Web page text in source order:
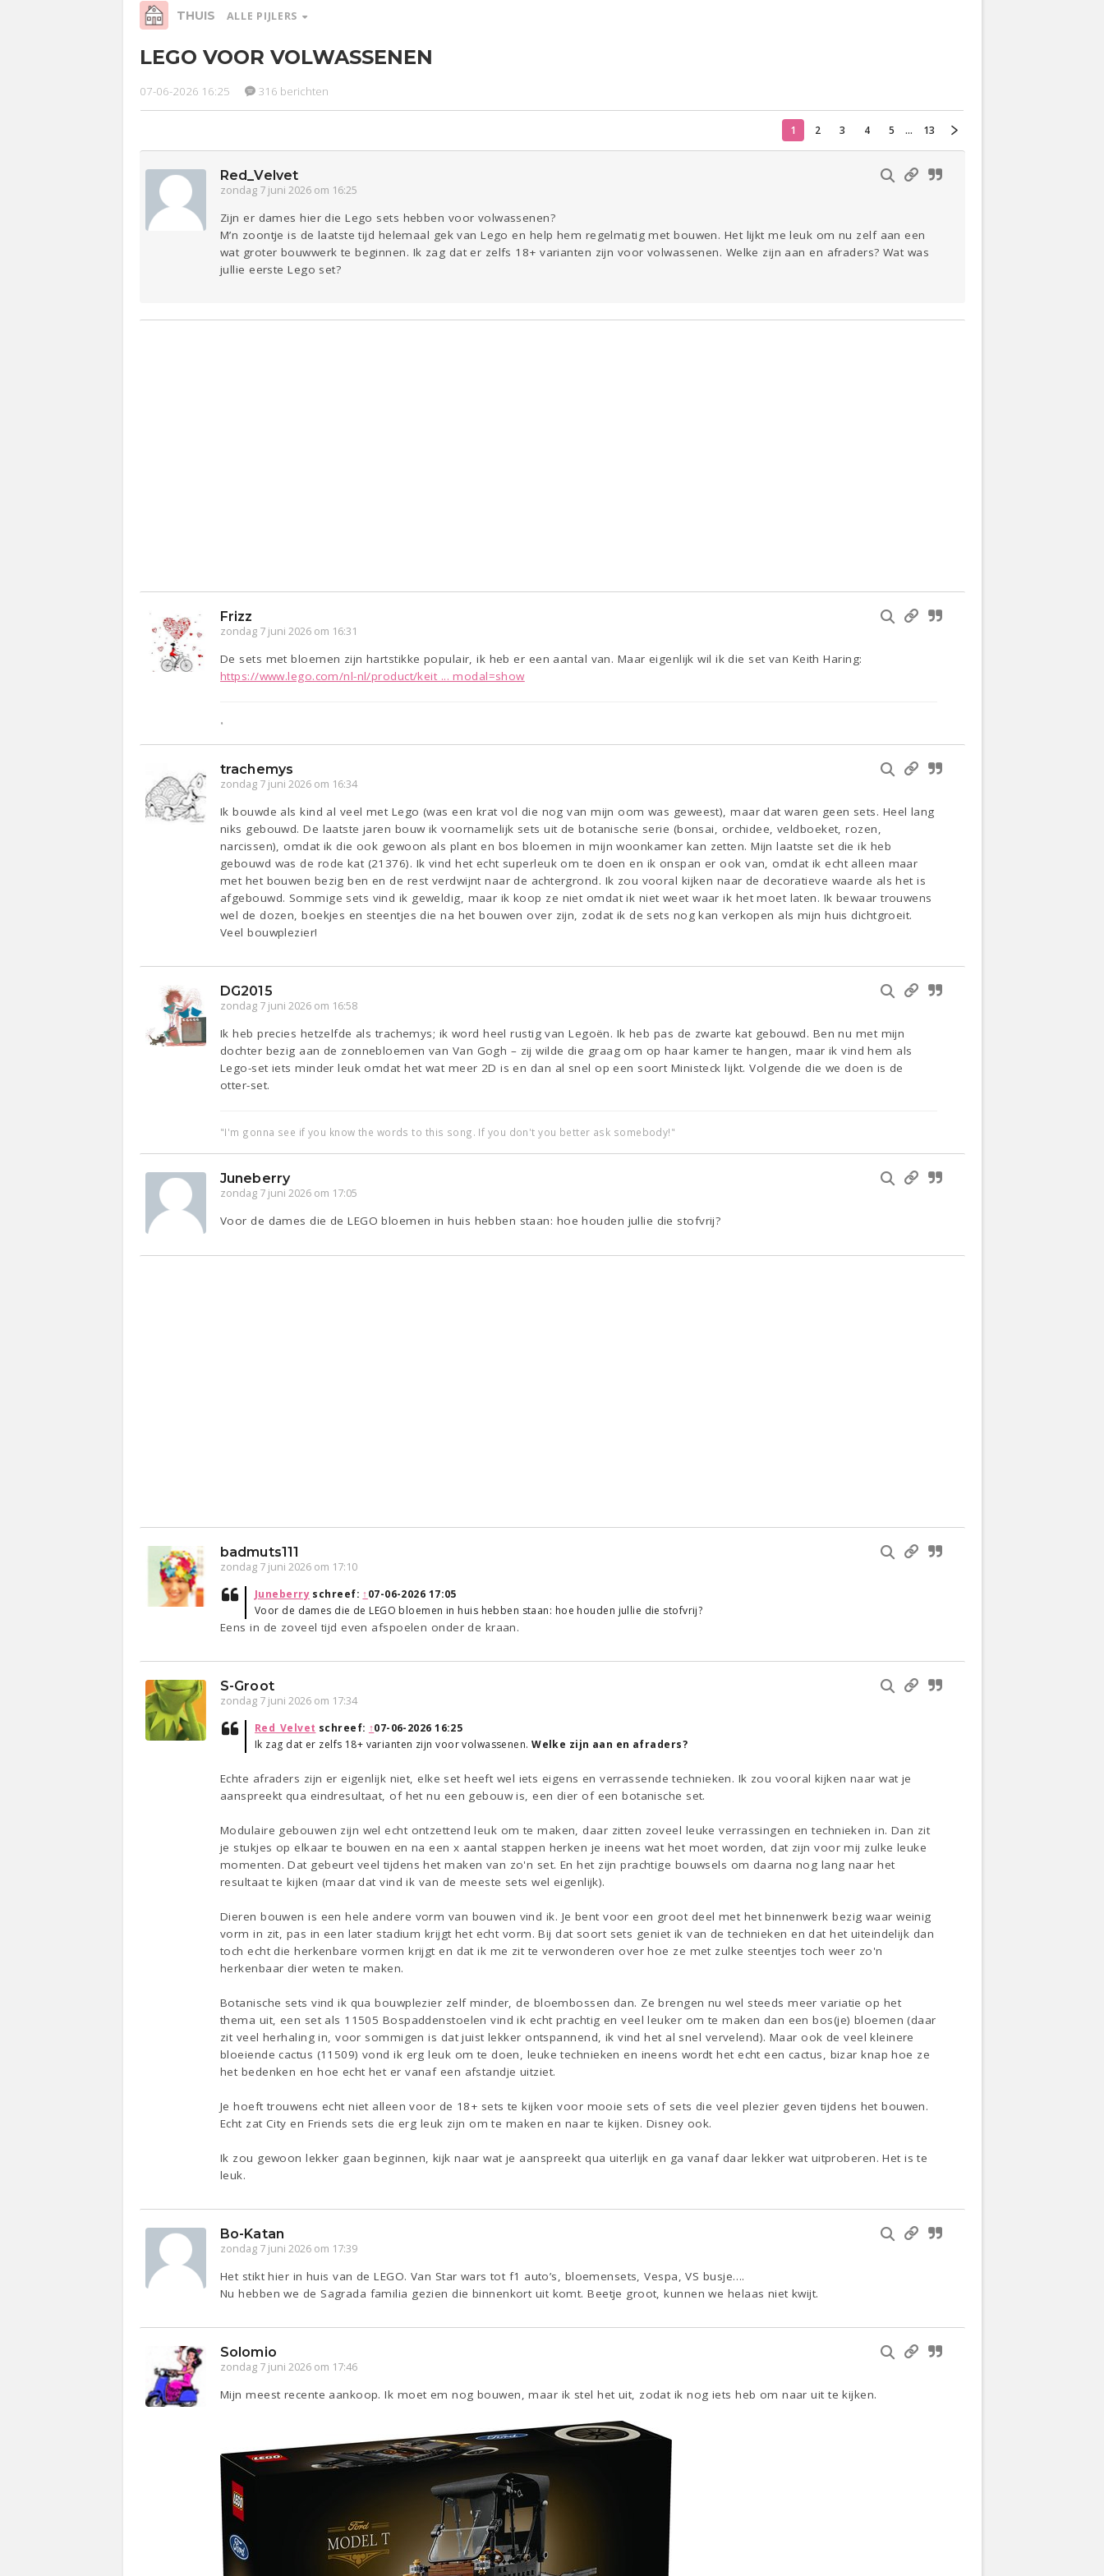
THUIS ALLE PIJLERS
Entertainment
Beauty
Thuis
Sport
LEGO VOOR VOLWASSENEN
07-06-2026 16:25 316 berichten
1 2 3 4 5 ... 13
Red_Velvet
zondag 7 juni 2026 om 16:25
Zijn er dames hier die Lego sets hebben voor volwassenen?
M’n zoontje is de laatste tijd helemaal gek van Lego en help hem regelmatig met bouwen. Het lijkt me leuk om nu zelf aan een
wat groter bouwwerk te beginnen. Ik zag dat er zelfs 18+ varianten zijn voor volwassenen. Welke zijn aan en afraders? Wat was
jullie eerste Lego set?
Frizz
zondag 7 juni 2026 om 16:31
De sets met bloemen zijn hartstikke populair, ik heb er een aantal van. Maar eigenlijk wil ik die set van Keith Haring:
https://www.lego.com/nl-nl/product/keit ... modal=show
•
trachemys
zondag 7 juni 2026 om 16:34
Ik bouwde als kind al veel met Lego (was een krat vol die nog van mijn oom was geweest), maar dat waren geen sets. Heel lang
niks gebouwd. De laatste jaren bouw ik voornamelijk sets uit de botanische serie (bonsai, orchidee, veldboeket, rozen,
narcissen), omdat ik die ook gewoon als plant en bos bloemen in mijn woonkamer kan zetten. Mijn laatste set die ik heb
gebouwd was de rode kat (21376). Ik vind het echt superleuk om te doen en ik onspan er ook van, omdat ik echt alleen maar
met het bouwen bezig ben en de rest verdwijnt naar de achtergrond. Ik zou vooral kijken naar de decoratieve waarde als het is
afgebouwd. Sommige sets vind ik geweldig, maar ik koop ze niet omdat ik niet weet waar ik het moet laten. Ik bewaar trouwens
wel de dozen, boekjes en steentjes die na het bouwen over zijn, zodat ik de sets nog kan verkopen als mijn huis dichtgroeit.
Veel bouwplezier!
DG2015
zondag 7 juni 2026 om 16:58
Ik heb precies hetzelfde als trachemys; ik word heel rustig van Legoën. Ik heb pas de zwarte kat gebouwd. Ben nu met mijn
dochter bezig aan de zonnebloemen van Van Gogh – zij wilde die graag om op haar kamer te hangen, maar ik vind hem als
Lego-set iets minder leuk omdat het wat meer 2D is en dan al snel op een soort Ministeck lijkt. Volgende die we doen is de
otter-set.
"I'm gonna see if you know the words to this song. If you don't you better ask somebody!"
Juneberry
zondag 7 juni 2026 om 17:05
Voor de dames die de LEGO bloemen in huis hebben staan: hoe houden jullie die stofvrij?
badmuts111
zondag 7 juni 2026 om 17:10
Juneberry schreef: ↑07-06-2026 17:05
Voor de dames die de LEGO bloemen in huis hebben staan: hoe houden jullie die stofvrij?
Eens in de zoveel tijd even afspoelen onder de kraan.
S-Groot
zondag 7 juni 2026 om 17:34
Red_Velvet schreef: ↑07-06-2026 16:25
Ik zag dat er zelfs 18+ varianten zijn voor volwassenen.Welke zijn aan en afraders?
Echte afraders zijn er eigenlijk niet, elke set heeft wel iets eigens en verrassende technieken. Ik zou vooral kijken naar wat je
aanspreekt qua eindresultaat, of het nu een gebouw is, een dier of een botanische set.
Modulaire gebouwen zijn wel echt ontzettend leuk om te maken, daar zitten zoveel leuke verrassingen en technieken in. Dan zit
je stukjes op elkaar te bouwen en na een x aantal stappen herken je ineens wat het moet worden, dat zijn voor mij zulke leuke
momenten. Dat gebeurt veel tijdens het maken van zo'n set. En het zijn prachtige bouwsels om daarna nog lang naar het
resultaat te kijken (maar dat vind ik van de meeste sets wel eigenlijk).
Dieren bouwen is een hele andere vorm van bouwen vind ik. Je bent voor een groot deel met het binnenwerk bezig waar weinig
vorm in zit, pas in een later stadium krijgt het echt vorm. Bij dat soort sets geniet ik van de technieken en dat het uiteindelijk dan
toch echt die herkenbare vormen krijgt en dat ik me zit te verwonderen over hoe ze met zulke steentjes toch weer zo'n
herkenbaar dier weten te maken.
Botanische sets vind ik qua bouwplezier zelf minder, de bloembossen dan. Ze brengen nu wel steeds meer variatie op het
thema uit, een set als 11505 Bospaddenstoelen vind ik echt prachtig en veel leuker om te maken dan een bos(je) bloemen (daar
zit veel herhaling in, voor sommigen is dat juist lekker ontspannend, ik vind het al snel vervelend). Maar ook de veel kleinere
bloeiende cactus (11509) vond ik erg leuk om te doen, leuke technieken en ineens wordt het echt een cactus, bizar knap hoe ze
het bedenken en hoe echt het er vanaf een afstandje uitziet.
Je hoeft trouwens echt niet alleen voor de 18+ sets te kijken voor mooie sets of sets die veel plezier geven tijdens het bouwen.
Echt zat City en Friends sets die erg leuk zijn om te maken en naar te kijken. Disney ook.
Ik zou gewoon lekker gaan beginnen, kijk naar wat je aanspreekt qua uiterlijk en ga vanaf daar lekker wat uitproberen. Het is te
leuk.
Bo-Katan
zondag 7 juni 2026 om 17:39
Het stikt hier in huis van de LEGO. Van Star wars tot f1 auto’s, bloemensets, Vespa, VS busje….
Nu hebben we de Sagrada familia gezien die binnenkort uit komt. Beetje groot, kunnen we helaas niet kwijt.
Solomio
zondag 7 juni 2026 om 17:46
Mijn meest recente aankoop. Ik moet em nog bouwen, maar ik stel het uit, zodat ik nog iets heb om naar uit te kijken.